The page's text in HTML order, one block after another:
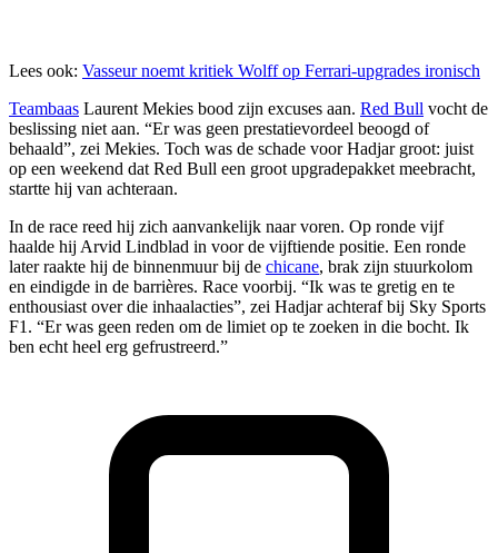
Lees ook: Vasseur noemt kritiek Wolff op Ferrari-upgrades ironisch
Teambaas Laurent Mekies bood zijn excuses aan. Red Bull vocht de
beslissing niet aan. “Er was geen prestatievordeel beoogd of
behaald”, zei Mekies. Toch was de schade voor Hadjar groot: juist
op een weekend dat Red Bull een groot upgradepakket meebracht,
startte hij van achteraan.
In de race reed hij zich aanvankelijk naar voren. Op ronde vijf
haalde hij Arvid Lindblad in voor de vijftiende positie. Een ronde
later raakte hij de binnenmuur bij de chicane, brak zijn stuurkolom
en eindigde in de barrières. Race voorbij. “Ik was te gretig en te
enthousiast over die inhaalacties”, zei Hadjar achteraf bij Sky Sports
F1. “Er was geen reden om de limiet op te zoeken in die bocht. Ik
ben echt heel erg gefrustreerd.”